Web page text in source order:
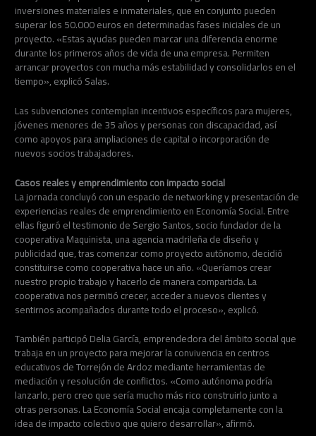
inversiones materiales e inmateriales, que en conjunto pueden
superar los 50.000 euros en determinadas fases iniciales de un
proyecto. «Estas ayudas pueden marcar una diferencia enorme
durante los primeros años de vida de una empresa. Permiten
arrancar proyectos con mucha más estabilidad y consolidarlos en el
tiempo», explicó Salas.
Las subvenciones contemplan incentivos específicos para mujeres,
jóvenes menores de 35 años y personas con discapacidad, así
como apoyos para ampliaciones de capital o incorporación de
nuevos socios trabajadores.
Casos reales y emprendimiento con impacto social
La jornada concluyó con un espacio de networking y presentación de
experiencias reales de emprendimiento en Economía Social. Entre
ellas figuró el testimonio de Sergio Santos, socio fundador de la
cooperativa Maquinista, una agencia madrileña de diseño y
publicidad que, tras comenzar como proyecto autónomo, decidió
constituirse como cooperativa hace un año. «Queríamos crear
nuestro propio trabajo y hacerlo de manera compartida. La
cooperativa nos permitió crecer, acceder a nuevos clientes y
sentirnos acompañados durante todo el proceso», explicó.
También participó Delia García, emprendedora del ámbito social que
trabaja en un proyecto para mejorar la convivencia en centros
educativos de Torrejón de Ardoz mediante herramientas de
mediación y resolución de conflictos. «Como autónoma podría
lanzarlo, pero creo que sería mucho más rico construirlo junto a
otras personas. La Economía Social encaja completamente con la
idea de impacto colectivo que quiero desarrollar», afirmó.